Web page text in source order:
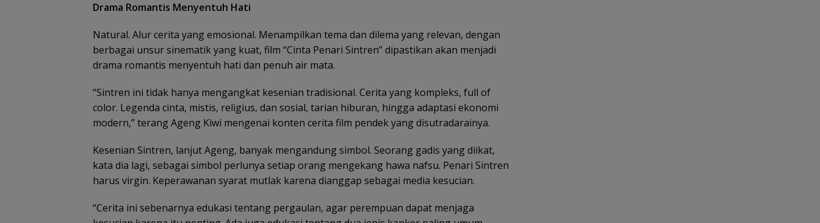
Drama Romantis Menyentuh Hati
Natural. Alur cerita yang emosional. Menampilkan tema dan dilema yang relevan, dengan
berbagai unsur sinematik yang kuat, film “Cinta Penari Sintren” dipastikan akan menjadi
drama romantis menyentuh hati dan penuh air mata.
“Sintren ini tidak hanya mengangkat kesenian tradisional. Cerita yang kompleks, full of
color. Legenda cinta, mistis, religius, dan sosial, tarian hiburan, hingga adaptasi ekonomi
modern,” terang Ageng Kiwi mengenai konten cerita film pendek yang disutradarainya.
Kesenian Sintren, lanjut Ageng, banyak mengandung simbol. Seorang gadis yang diikat,
kata dia lagi, sebagai simbol perlunya setiap orang mengekang hawa nafsu. Penari Sintren
harus virgin. Keperawanan syarat mutlak karena dianggap sebagai media kesucian.
“Cerita ini sebenarnya edukasi tentang pergaulan, agar perempuan dapat menjaga